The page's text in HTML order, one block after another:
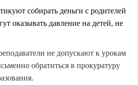
собирать деньги с родителей
оказывать давление на детей, не
не допускают к урокам
обратиться в прокуратуру